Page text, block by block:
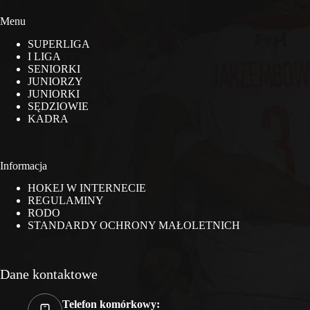
Menu
SUPERLIGA
I LIGA
SENIORKI
JUNIORZY
JUNIORKI
SĘDZIOWIE
KADRA
Informacja
HOKEJ W INTERNECIE
REGULAMINY
RODO
STANDARDY OCHRONY MAŁOLETNICH
Dane kontaktowe
Telefon komórkowy: